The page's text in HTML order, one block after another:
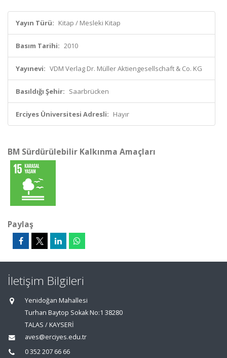
Yayın Türü: Kitap / Mesleki Kitap
Basım Tarihi: 2010
Yayınevi: VDM Verlag Dr. Müller Aktiengesellschaft & Co. KG
Basıldığı Şehir: Saarbrücken
Erciyes Üniversitesi Adresli: Hayır
BM Sürdürülebilir Kalkınma Amaçları
Paylaş
İletişim Bilgileri
Yenidoğan Mahallesi
Turhan Baytop Sokak No:1 38280
TALAS / KAYSERİ
aves@erciyes.edu.tr
0 352 207 66 66